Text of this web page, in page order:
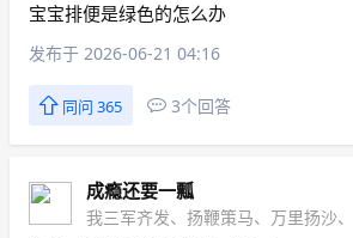
宝宝排便是绿色的怎么办
发布于 2026-06-21 04:16
同问 365 3个回答
成瘾还要一瓢
我三军齐发、扬鞭策马、万里扬沙